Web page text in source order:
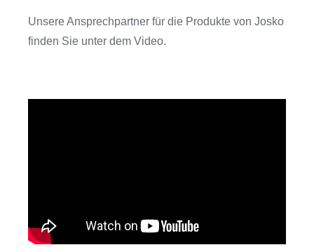
Unsere Ansprechpartner für die Produkte von Josko
finden Sie unter dem Video.